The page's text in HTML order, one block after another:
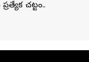
చట్టం..